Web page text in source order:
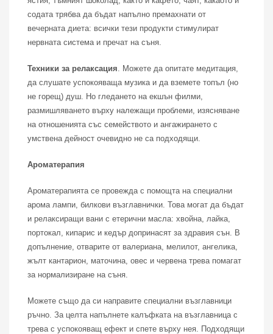
содата трябва да бъдат напълно премахнати от
вечерната диета: всички тези продукти стимулират
нервната система и пречат на съня.
Техники за релаксация. Можете да опитате медитация,
да слушате успокояваща музика и да вземете топъл (но
не горещ) душ. Но гледането на екшън филми,
размишляването върху належащи проблеми, изясняване
на отношенията със семейството и ангажирането с
умствена дейност очевидно не са подходящи.
Ароматерапия
Ароматерапията се провежда с помощта на специални
арома лампи, билкови възглавнички. Това могат да бъдат
и релаксиращи вани с етерични масла: хвойна, лайка,
портокал, кипарис и кедър допринасят за здравия сън. В
допълнение, отварите от валериана, мелилот, ангелика,
жълт кантарион, маточина, овес и червена трева помагат
за нормализиране на съня.
Можете също да си направите специални възглавници
ръчно. За целта напълнете калъфката на възглавница с
трева с успокояващ ефект и спете върху нея. Подходящи